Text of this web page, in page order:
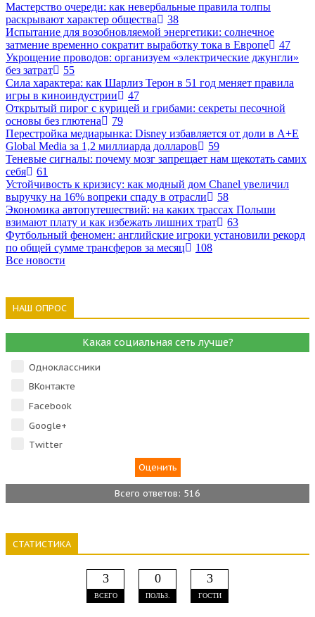
Мастерство очереди: как невербальные правила толпы
раскрывают характер общества
38
Испытание для возобновляемой энергетики: солнечное
затмение временно сократит выработку тока в Европе
47
Укрощение проводов: организуем «электрические джунгли»
без затрат
55
Сила характера: как Шарлиз Терон в 51 год меняет правила
игры в киноиндустрии
47
Открытый пирог с курицей и грибами: секреты песочной
основы без глютена
79
Перестройка медиарынка: Disney избавляется от доли в A+E
Global Media за 1,2 миллиарда долларов
59
Теневые сигналы: почему мозг запрещает нам щекотать самих
себя
61
Устойчивость к кризису: как модный дом Chanel увеличил
выручку на 16% вопреки спаду в отрасли
58
Экономика автопутешествий: на каких трассах Польши
взимают плату и как избежать лишних трат
63
Футбольный феномен: английские игроки установили рекорд
по общей сумме трансферов за месяц
108
Все новости
НАШ ОПРОС
Какая социальная сеть лучше?
Одноклассники
ВКонтакте
Facebook
Google+
Тwitter
Всего ответов: 516
СТАТИСТИКА
3
ВСЕГО
0
ПОЛЬЗ.
3
ГОСТИ